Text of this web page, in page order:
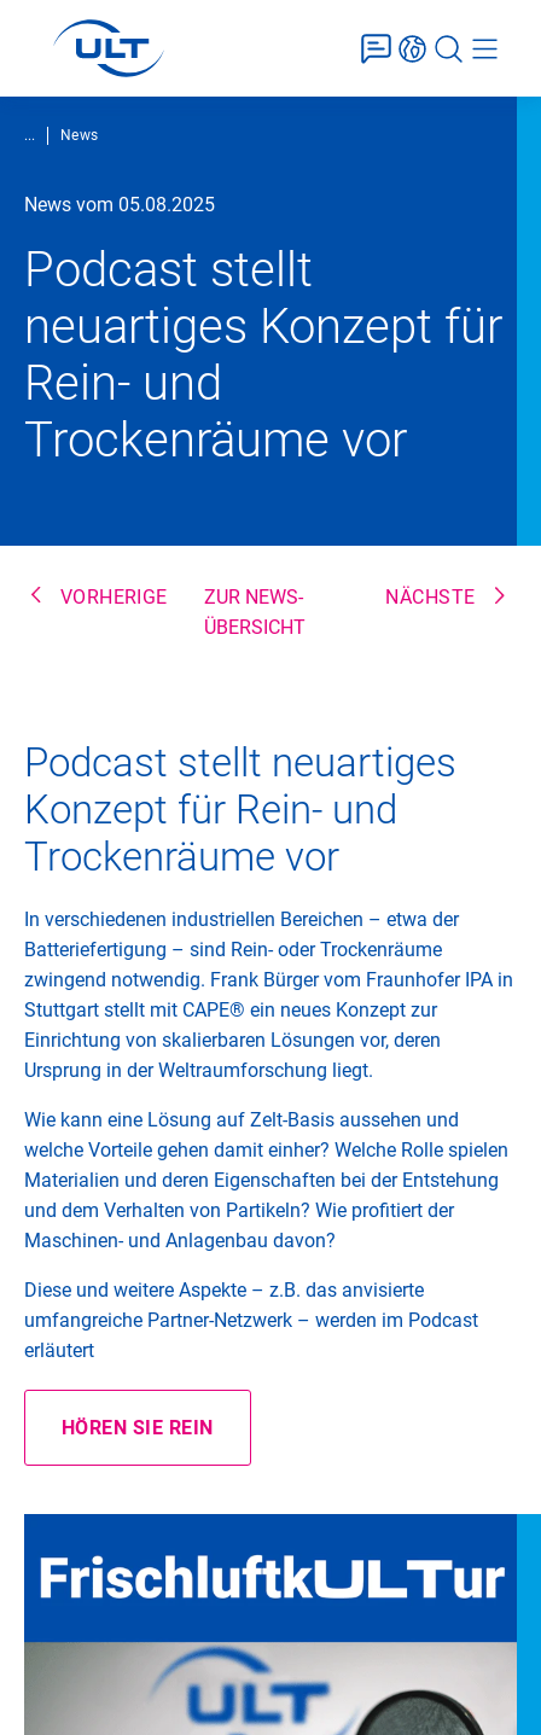
... News
News vom 05.08.2025
Podcast stellt
neuartiges Konzept für
Rein- und
Trockenräume vor
VORHERIGE
ZUR NEWS-
ÜBERSICHT
NÄCHSTE
Podcast stellt neuartiges
Konzept für Rein- und
Trockenräume vor
In verschiedenen industriellen Bereichen – etwa der
Batteriefertigung – sind Rein- oder Trockenräume
zwingend notwendig. Frank Bürger vom Fraunhofer IPA in
Stuttgart stellt mit CAPE® ein neues Konzept zur
Einrichtung von skalierbaren Lösungen vor, deren
Ursprung in der Weltraumforschung liegt.
Wie kann eine Lösung auf Zelt-Basis aussehen und
welche Vorteile gehen damit einher? Welche Rolle spielen
Materialien und deren Eigenschaften bei der Entstehung
und dem Verhalten von Partikeln? Wie profitiert der
Maschinen- und Anlagenbau davon?
Diese und weitere Aspekte – z.B. das anvisierte
umfangreiche Partner-Netzwerk – werden im Podcast
erläutert
HÖREN SIE REIN